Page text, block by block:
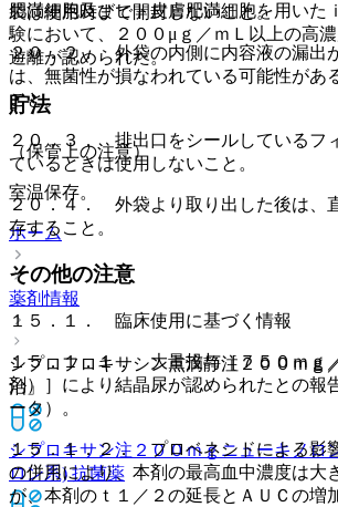
肥満細胞及びヒト皮膚肥満細胞を用い
験において、２００μｇ／ｍＬ以上の高
遊離が認められた。
貯法
（保管上の注意）
室温保存。
ホーム
薬剤情報
シプロフロキサシン点滴静注２００ｍｇ
治」
シプロキサン注２００ｍｇニューキノロ
ロン系) 抗菌薬
袋は使用時まで開封しないこと。
２０．２． 外袋の内側に内容液の漏出
は、無菌性が損なわれている可能性があ
こと。
２０．３． 排出口をシールしているフ
ているときは使用しないこと。
２０．４． 外袋より取り出した後は、
存すること。
その他の注意
１５．１． 臨床使用に基づく情報
１５．１．１． 大量投与［７５０ｍｇ
剤）］により結晶尿が認められたとの報
ータ）。
１５．１．２． プロベネシドによる影
の併用により、本剤の最高血中濃度は大
が、本剤のｔ１／２の延長とＡＵＣの増